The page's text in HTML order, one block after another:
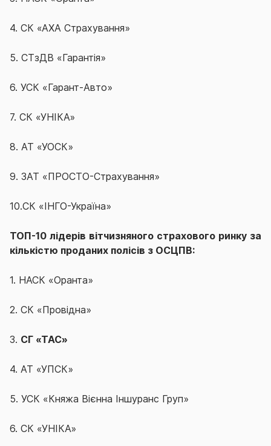
4. СК «АХА Страхування»
5. СТзДВ «Гарантія»
6. УСК «Гарант-Авто»
7. СК «УНІКА»
8. АТ «УОСК»
9. ЗАТ «ПРОСТО-Страхування»
10.СК «ІНГО-Україна»
ТОП-10 лідерів вітчизняного страхового ринку за
кількістю проданих полісів з ОСЦПВ:
1. НАСК «Оранта»
2. СК «Провідна»
3. СГ «ТАС»
4. АТ «УПСК»
5. УСК «Княжа Вієнна Іншуранс Груп»
6. СК «УНІКА»